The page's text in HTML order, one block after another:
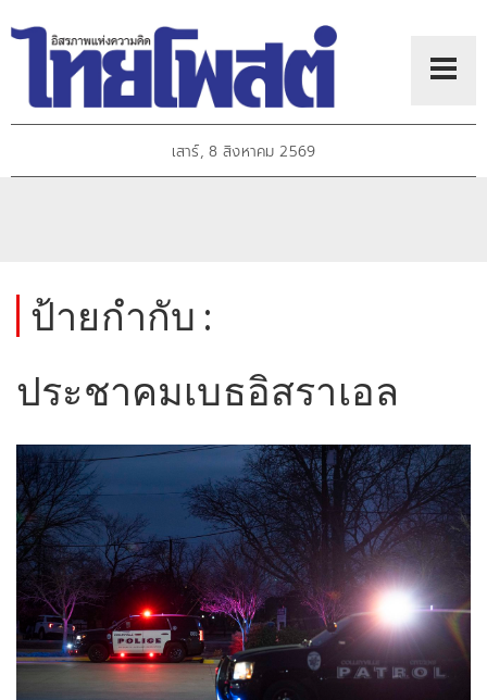
เสาร์, 8 สิงหาคม 2569
ป้ายกำกับ :
ประชาคมเบธอิสราเอล